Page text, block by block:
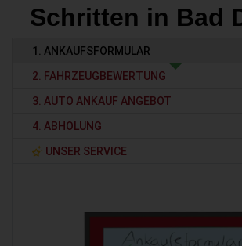
Schritten in Bad
1. ANKAUFSFORMULAR
2. FAHRZEUGBEWERTUNG
3. AUTO ANKAUF ANGEBOT
4. ABHOLUNG
UNSER SERVICE